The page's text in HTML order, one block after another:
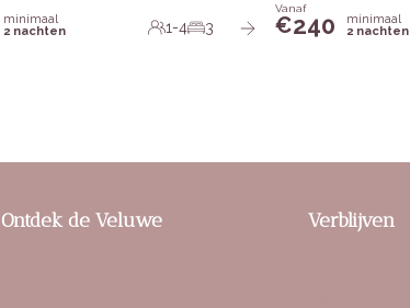
minimaal
2 nachten
1-4 3
Vanaf
€240
minimaal
2 nachten
Ontdek de Veluwe Verblijven